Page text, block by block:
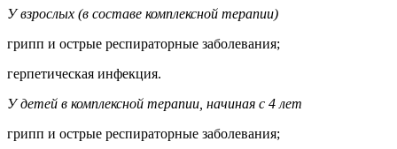
У взрослых (в составе комплексной терапии)
грипп и острые респираторные заболевания;
герпетическая инфекция.
У детей в комплексной терапии, начиная с 4 лет
грипп и острые респираторные заболевания;